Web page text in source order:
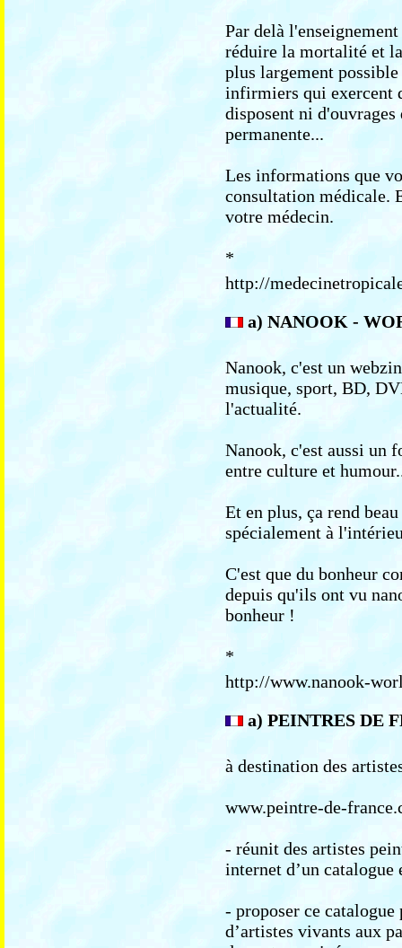
Par delà
réduire la mortalité et
plus largement
infirmiers qui exercent
disposent ni
permanente...
Les informations que
consultation médicale.
votre médecin.
*
http://
a) NANOOK -
Nanook, c'est un
musique, sport, BD,
l'actualité.
Nanook, c'est aussi un
entre culture et
Et en plus, ça rend
spécialement à
C'est que du bonheur
depuis qu'ils ont vu
bonheur !
*
http://www.nanook-
a) PEINTRES DE
à destination des
www.peintre-de-
- réunit des artistes
internet d’un
- proposer ce
d’artistes vivants aux